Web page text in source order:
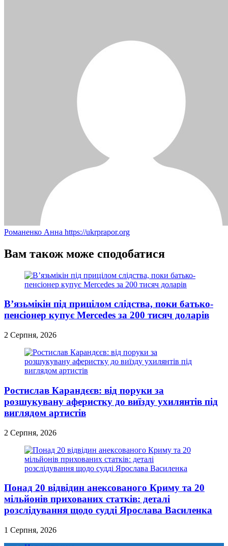
Романенко Анна https://ukrprapor.org
Вам також може сподобатися
В’язьмікін під прицілом слідства, поки батько-
пенсіонер купує Mercedes за 200 тисяч доларів
2 Серпня, 2026
Ростислав Карандєєв: від поруки за
розшукувану аферистку до виїзду ухилянтів під
виглядом артистів
2 Серпня, 2026
Понад 20 відвідин анексованого Криму та 20
мільйонів прихованих статків: деталі
розслідування щодо судді Ярослава Василенка
1 Серпня, 2026